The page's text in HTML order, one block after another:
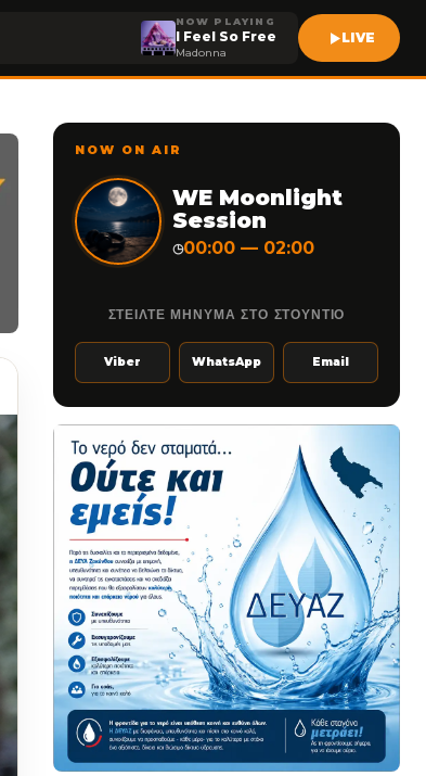
NOW PLAYING
I Feel So Free
Madonna
LIVE
NOW ON AIR
WE Moonlight
Session
◷00:00 — 02:00
ΣΤΕΙΛΤΕ ΜΗΝΥΜΑ ΣΤΟ ΣΤΟΥΝΤΙΟ
Viber WhatsApp Email